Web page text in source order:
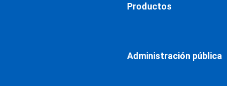
Productos
Administración pública